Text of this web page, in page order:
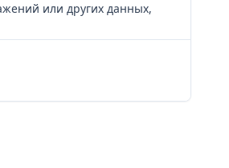
или других данных,